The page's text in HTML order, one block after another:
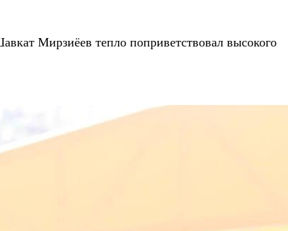
Мирзиёев тепло поприветствовал высокого